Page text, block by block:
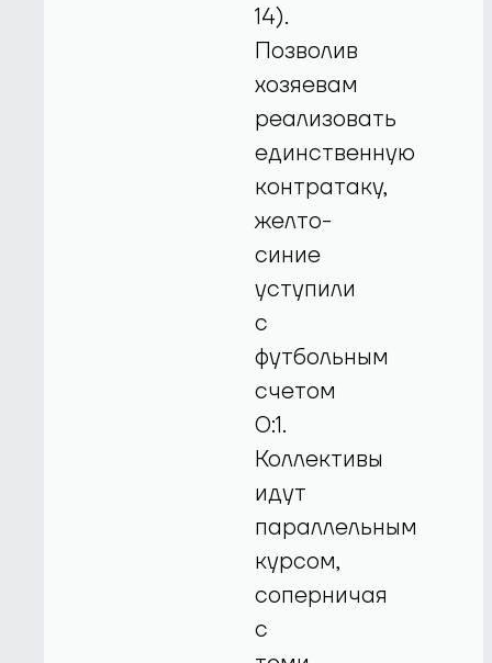
14).
Позволив
хозяевам
реализовать
единственную
контратаку,
желто-
синие
уступили
с
футбольным
счетом
0:1.
Коллективы
идут
параллельным
курсом,
соперничая
с